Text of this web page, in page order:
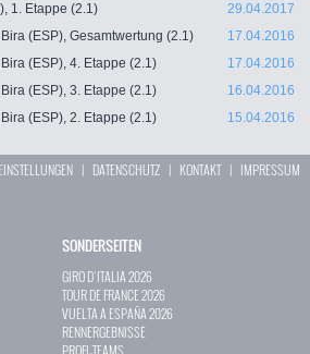
1. Etappe (2.1)
29.04.2017
(ESP), Gesamtwertung (2.1)
17.04.2016
(ESP), 4. Etappe (2.1)
17.04.2016
(ESP), 3. Etappe (2.1)
16.04.2016
(ESP), 2. Etappe (2.1)
15.04.2016
| DATENSCHUTZ | KONTAKT| IMPRESSUM
SONDERSEITEN
GIRO D`ITALIA 2026
TOUR DE FRANCE 2026
VUELTA A ESPAÑA 2026
RENNERGEBNISSE